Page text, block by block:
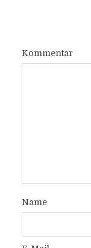
Kommentar
Name